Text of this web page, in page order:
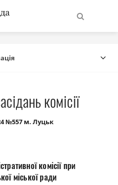
місто
влада
комісії
№557 м. Луцьк
комісії при
міської ради